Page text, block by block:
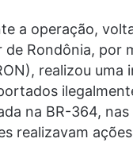
a operação,
de Rondônia, por
realizou
na BR-364,
realizavam